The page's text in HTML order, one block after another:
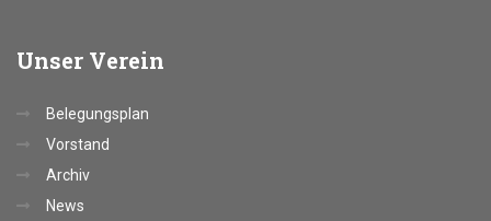
Unser Verein
Belegungsplan
Vorstand
Archiv
News